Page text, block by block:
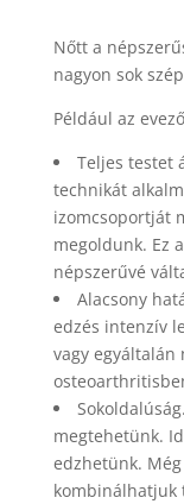
Nőtt a
nagyon sok
Például az
Teljes testet
technikát
izomcsoportját
megoldunk. Ez
népszerűvé
Alacsony
edzés intenzív
vagy egyáltalán
megtehetünk.
edzhetünk. Még
kombinálhatjuk